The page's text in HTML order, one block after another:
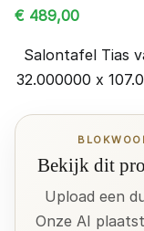
€ 489,00
Salontafel Tias
32.000000 x
Bekijk dit
Upload een
Onze AI plaatst